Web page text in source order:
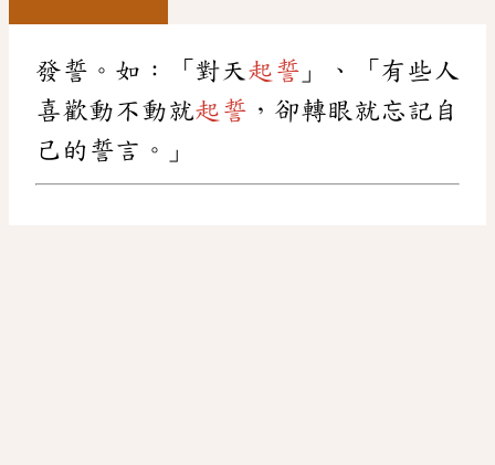
發誓。如：「對天 起誓 」、「有些人
喜歡動不動就起誓 ，卻轉眼就忘記自
己的誓言。」